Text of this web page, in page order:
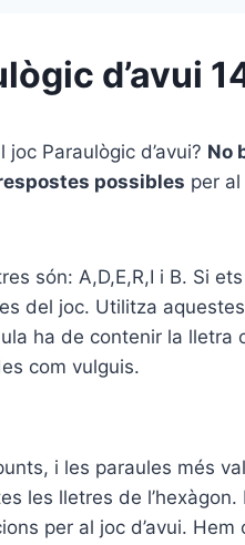
d’avui
Paraulògic d’avui? No
possibles per al
són: A,D,E,R,I i B. Si
del joc. Utilitza
ha de contenir la lletra
com vulguis.
i les paraules més
les lletres de
per al joc d’avui. Hem